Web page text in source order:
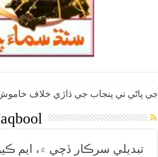
پاڻي تي پنجاب جي ڌاڙي خلاف خاموش
تبديلي سرڪار ڏچي ۾، ايم